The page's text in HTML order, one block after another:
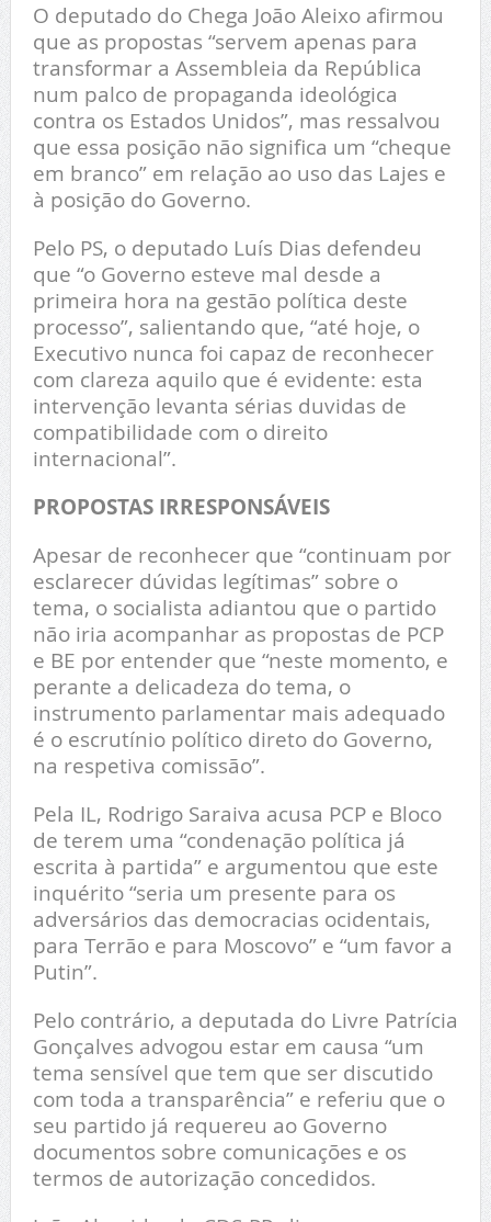
O deputado do Chega João Aleixo afirmou
que as propostas “servem apenas para
transformar a Assembleia da República
num palco de propaganda ideológica
contra os Estados Unidos”, mas ressalvou
que essa posição não significa um “cheque
em branco” em relação ao uso das Lajes e
à posição do Governo.
Pelo PS, o deputado Luís Dias defendeu
que “o Governo esteve mal desde a
primeira hora na gestão política deste
processo”, salientando que, “até hoje, o
Executivo nunca foi capaz de reconhecer
com clareza aquilo que é evidente: esta
intervenção levanta sérias duvidas de
compatibilidade com o direito
internacional”.
PROPOSTAS IRRESPONSÁVEIS
Apesar de reconhecer que “continuam por
esclarecer dúvidas legítimas” sobre o
tema, o socialista adiantou que o partido
não iria acompanhar as propostas de PCP
e BE por entender que “neste momento, e
perante a delicadeza do tema, o
instrumento parlamentar mais adequado
é o escrutínio político direto do Governo,
na respetiva comissão”.
Pela IL, Rodrigo Saraiva acusa PCP e Bloco
de terem uma “condenação política já
escrita à partida” e argumentou que este
inquérito “seria um presente para os
adversários das democracias ocidentais,
para Terrão e para Moscovo” e “um favor a
Putin”.
Pelo contrário, a deputada do Livre Patrícia
Gonçalves advogou estar em causa “um
tema sensível que tem que ser discutido
com toda a transparência” e referiu que o
seu partido já requereu ao Governo
documentos sobre comunicações e os
termos de autorização concedidos.